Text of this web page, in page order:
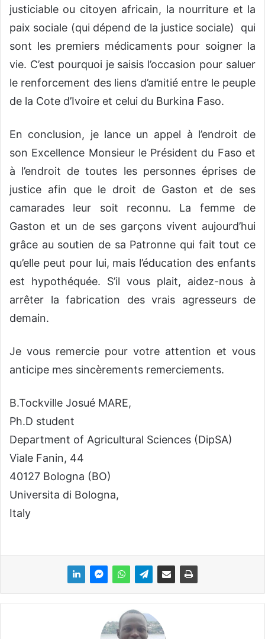
justiciable ou citoyen africain, la nourriture et la
paix sociale (qui dépend de la justice sociale) qui
sont les premiers médicaments pour soigner la
vie. C’est pourquoi je saisis l’occasion pour saluer
le renforcement des liens d’amitié entre le peuple
de la Cote d’Ivoire et celui du Burkina Faso.
En conclusion, je lance un appel à l’endroit de
son Excellence Monsieur le Président du Faso et
à l’endroit de toutes les personnes éprises de
justice afin que le droit de Gaston et de ses
camarades leur soit reconnu. La femme de
Gaston et un de ses garçons vivent aujourd’hui
grâce au soutien de sa Patronne qui fait tout ce
qu’elle peut pour lui, mais l’éducation des enfants
est hypothéquée. S’il vous plait, aidez-nous à
arrêter la fabrication des vrais agresseurs de
demain.
Je vous remercie pour votre attention et vous
anticipe mes sincèrements remerciements.
B.Tockville Josué MARE,
Ph.D student
Department of Agricultural Sciences (DipSA)
Viale Fanin, 44
40127 Bologna (BO)
Universita di Bologna,
Italy